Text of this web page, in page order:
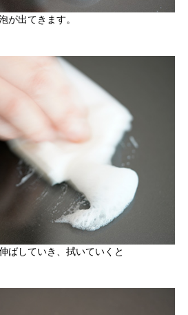
が出てきます。
ばしていき、拭いていくと